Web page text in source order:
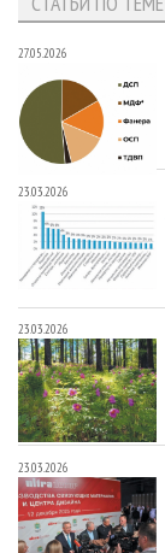
27.05.2026
23.03.2026
23.03.2026
23.03.2026